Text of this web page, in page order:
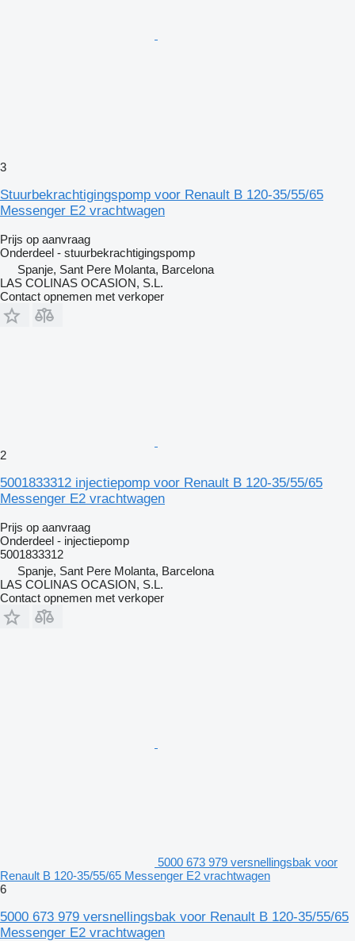
3
Stuurbekrachtigingspomp voor Renault B 120-35/55/65
Messenger E2 vrachtwagen
Prijs op aanvraag
Onderdeel - stuurbekrachtigingspomp
Spanje, Sant Pere Molanta, Barcelona
LAS COLINAS OCASION, S.L.
Contact opnemen met verkoper
2
5001833312 injectiepomp voor Renault B 120-35/55/65
Messenger E2 vrachtwagen
Prijs op aanvraag
Onderdeel - injectiepomp
5001833312
Spanje, Sant Pere Molanta, Barcelona
LAS COLINAS OCASION, S.L.
Contact opnemen met verkoper
5000 673 979 versnellingsbak voor
Renault B 120-35/55/65 Messenger E2 vrachtwagen
6
5000 673 979 versnellingsbak voor Renault B 120-35/55/65
Messenger E2 vrachtwagen